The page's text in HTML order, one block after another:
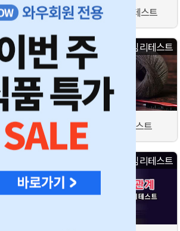
트 꽃으로 보는 심리테스트
리테스트
스트
심리테스트
인간관계 심리테스트
심리테스트